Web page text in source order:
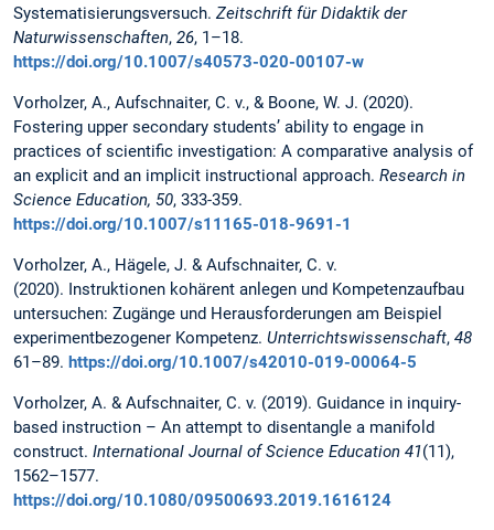
Systematisierungsversuch. Zeitschrift für Didaktik der
Naturwissenschaften, 26, 1–18.
https://doi.org/10.1007/s40573-020-00107-w
Vorholzer, A., Aufschnaiter, C. v., & Boone, W. J. (2020).
Fostering upper secondary students’ ability to engage in
practices of scientific investigation: A comparative analysis of
an explicit and an implicit instructional approach. Research in
Science Education, 50, 333-359.
https://doi.org/10.1007/s11165-018-9691-1
Vorholzer, A., Hägele, J. & Aufschnaiter, C. v.
(2020). Instruktionen kohärent anlegen und Kompetenzaufbau
untersuchen: Zugänge und Herausforderungen am Beispiel
experimentbezogener Kompetenz. Unterrichtswissenschaft, 48
61–89. https://doi.org/10.1007/s42010-019-00064-5
Vorholzer, A. & Aufschnaiter, C. v. (2019). Guidance in inquiry-
based instruction – An attempt to disentangle a manifold
construct. International Journal of Science Education 41(11),
1562–1577.
https://doi.org/10.1080/09500693.2019.1616124